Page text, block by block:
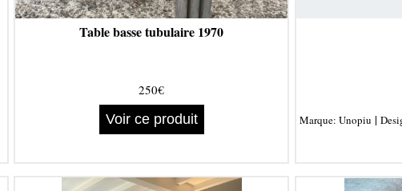
Table basse tubulaire 1970
250€
Voir ce produit
Marque: Unopiu |